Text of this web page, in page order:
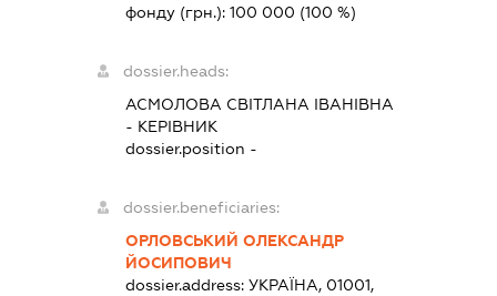
фонду (грн.): 100 000 (100 %)
dossier.heads:
АСМОЛОВА СВІТЛАНА ІВАНІВНА
- КЕРІВНИК
dossier.position -
dossier.beneficiaries:
ОРЛОВСЬКИЙ ОЛЕКСАНДР
ЙОСИПОВИЧ
dossier.address: УКРАЇНА, 01001,